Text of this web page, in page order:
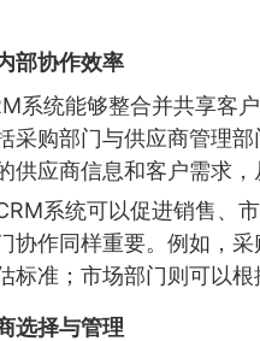
部协作效率
系统能够整合并共享客
采购部门与供应商管理
供应商信息和客户需求，
系统可以促进销售、
协作同样重要。例如，
标准；市场部门则可以
选择与管理